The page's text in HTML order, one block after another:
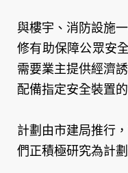
與樓宇、消防設施
修有助保障公眾安
需要業主提供經濟
配備指定安全裝置
計劃由市建局推行
們正積極研究為計